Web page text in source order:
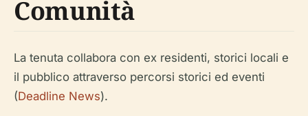
Comunità
La tenuta collabora con ex residenti, storici locali e
il pubblico attraverso percorsi storici ed eventi
(Deadline News).